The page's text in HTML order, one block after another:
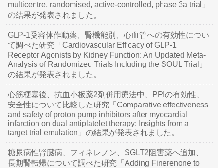
multicentre, randomised, active-controlled, phase 3a trial」
の結果が発表されました。
GLP-1受容体作動薬、腎機能別、心血管への有効性につい
て調べた研究「Cardiovascular Efficacy of GLP-1
Receptor Agonists by Kidney Function: An Updated Meta-
Analysis of Randomized Trials Including the SOUL Trial」
の結果が発表されました。
心筋梗塞後、抗血小板薬2剤併用療法中、PPIの有効性、
安全性について比較した研究「Comparative effectiveness
and safety of proton pump inhibitors after myocardial
infarction on dual antiplatelet therapy: Insights from a
target trial emulation」の結果が発表されました。
糖尿病性腎臓病、フィネレノン、SGLT2阻害薬へ追加、
長期腎転帰について調べた研究「Adding Finerenone to